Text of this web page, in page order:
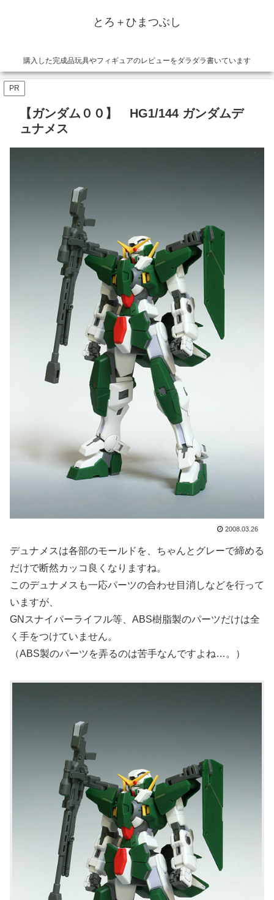
とろ＋ひまつぶし
購入した完成品玩具やフィギュアのレビューをダラダラ書いています
PR
【ガンダム００】 HG1/144 ガンダムデ
ュナメス
2008.03.26
デュナメスは各部のモールドを、ちゃんとグレーで締める
だけで断然カッコ良くなりますね。
このデュナメスも一応パーツの合わせ目消しなどを行って
いますが、
GNスナイパーライフル等、ABS樹脂製のパーツだけは全
く手をつけていません。
（ABS製のパーツを弄るのは苦手なんですよね…。）